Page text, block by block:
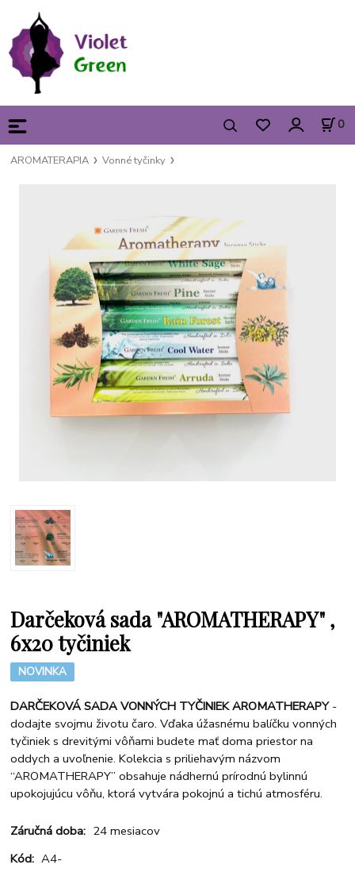
0
AROMATERAPIA Vonné tyčinky
Darčeková sada "AROMATHERAPY" ,
6x20 tyčiniek
NOVINKA
DARČEKOVÁ SADA VONNÝCH TYČINIEK AROMATHERAPY -
dodajte svojmu životu čaro. Vďaka úžasnému balíčku vonných
tyčiniek s drevitými vôňami budete mať doma priestor na
oddych a uvoľnenie. Kolekcia s priliehavým názvom
“AROMATHERAPY” obsahuje nádhernú prírodnú bylinnú
upokojujúcu vôňu, ktorá vytvára pokojnú a tichú atmosféru.
Záručná doba: 24 mesiacov
Kód: A4-